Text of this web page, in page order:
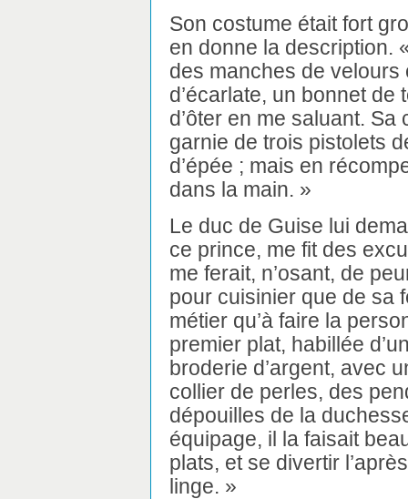
Son costume était fort
en donne la description.
des manches de
d’écarlate, un bonnet de
d’ôter en me saluant.
garnie de trois pistolets
d’épée ; mais en
dans la main. »
Le duc de Guise lui
ce prince, me fit des
me ferait, n’osant, de
pour cuisinier que de sa
métier qu’à faire la
premier plat, habillée
broderie d’argent, avec
collier de perles, des
dépouilles de la
équipage, il la faisait
plats, et se divertir
linge. »